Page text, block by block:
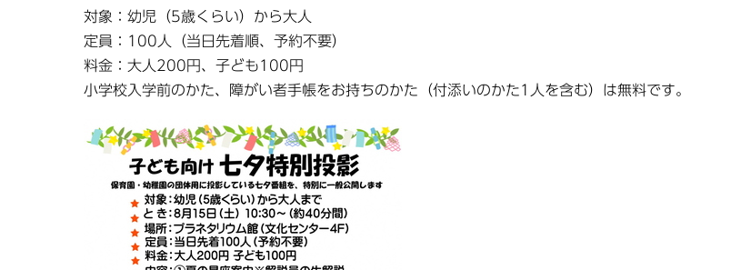
対象：幼児（5歳くらい）から大人
定員：100人（当日先着順、予約不要）
料金：大人200円、子ども100円
小学校入学前のかた、障がい者手帳をお持ちのかた（付添いのかた1人を含む）は無料です。